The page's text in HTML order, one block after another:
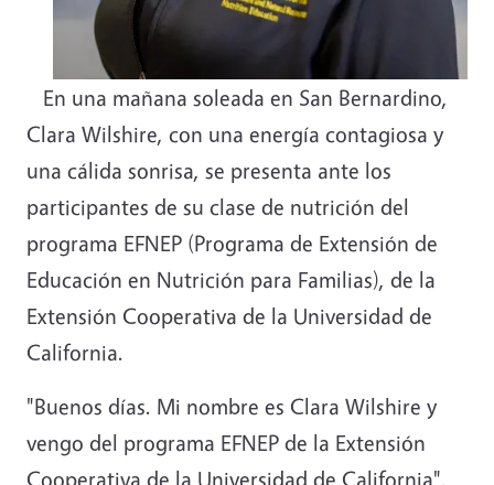
En una mañana soleada en San Bernardino,
Clara Wilshire, con una energía contagiosa y
una cálida sonrisa, se presenta ante los
participantes de su clase de nutrición del
programa EFNEP (Programa de Extensión de
Educación en Nutrición para Familias), de la
Extensión Cooperativa de la Universidad de
California.
"Buenos días. Mi nombre es Clara Wilshire y
vengo del programa EFNEP de la Extensión
Cooperativa de la Universidad de California",